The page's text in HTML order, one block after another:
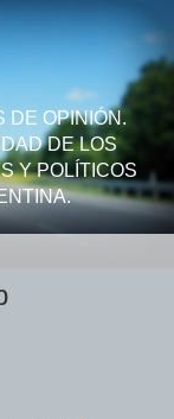
DE OPINIÓN.
DE LOS
Y POLÍTICOS